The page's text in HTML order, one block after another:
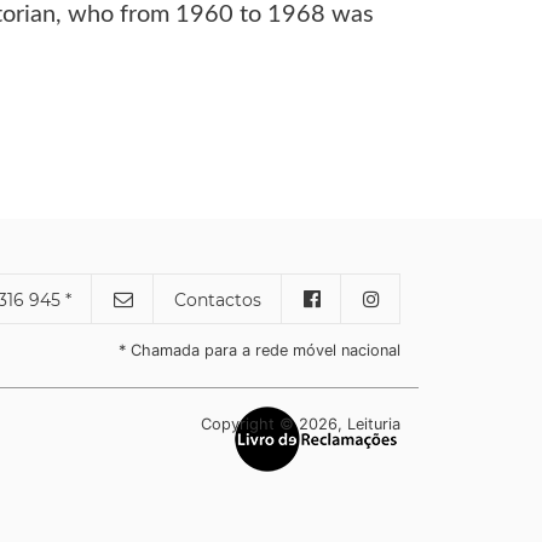
who from 1960 to 1968 was
945 * Contactos
* Chamada para a rede móvel nacional
Copyright © 2026, Leituria